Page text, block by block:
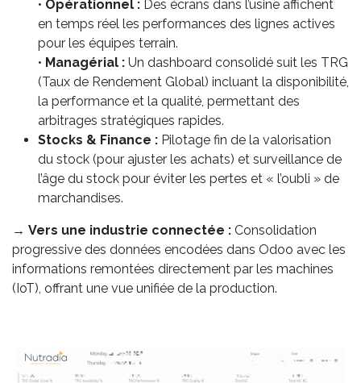
• Opérationnel : Des écrans dans l’usine affichent
en temps réel les performances des lignes actives
pour les équipes terrain.
• Managérial : Un dashboard consolidé suit les TRG
(Taux de Rendement Global) incluant la disponibilité,
la performance et la qualité, permettant des
arbitrages stratégiques rapides.
Stocks & Finance : Pilotage fin de la valorisation
du stock (pour ajuster les achats) et surveillance de
l’âge du stock pour éviter les pertes et « l’oubli » de
marchandises.
→ Vers une industrie connectée : Consolidation
progressive des données encodées dans Odoo avec les
informations remontées directement par les machines
(IoT), offrant une vue unifiée de la production.